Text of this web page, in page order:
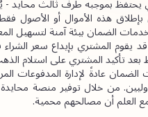
الضمان بيئة آمنة لتسهيل
بعد تأكيد المشتري على استلام
العلم أن مصالحهم محمية.